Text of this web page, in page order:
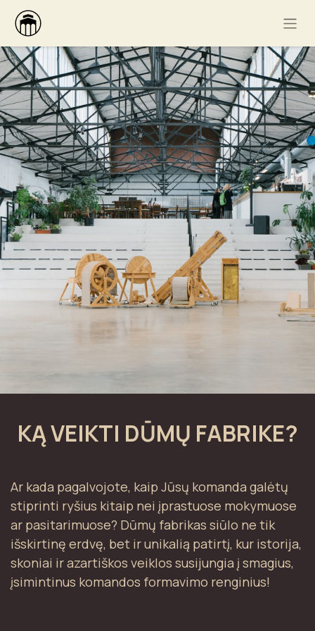
KĄ VEIKTI DŪMŲ FABRIKE?
Ar kada pagalvojote, kaip Jūsų komanda galėtų
stiprinti ryšius kitaip nei įprastuose mokymuose
ar pasitarimuose? Dūmų fabrikas siūlo ne tik
išskirtinę erdvę, bet ir unikalią patirtį, kur istorija,
skoniai ir azartiškos veiklos susijungia į smagius,
įsimintinus komandos formavimo renginius!